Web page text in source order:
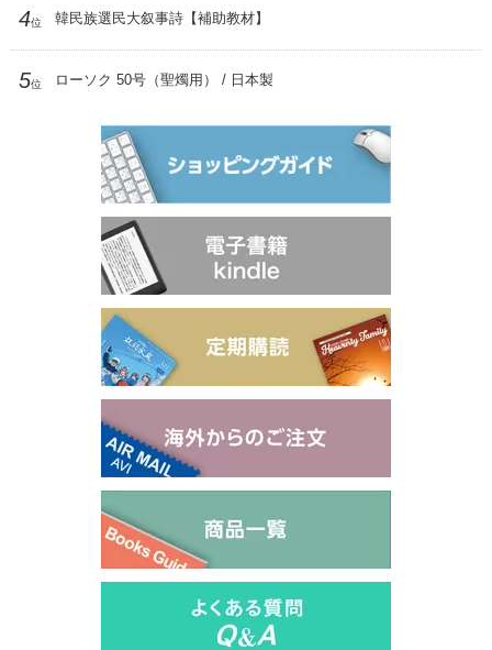
4位 韓民族選民大叙事詩【補助教材】
5位 ローソク 50号（聖燭用） / 日本製